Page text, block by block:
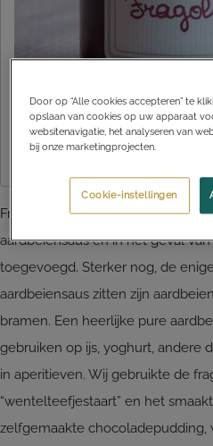
Fragolina kun je lekker
aardbeiensaus en in het geval
toegevoegd. Sterker nog, de
aardbeiensaus zitten zijn
bramen. Een heerlijke pure
gebruiken op ijs, yoghurt, andere
in aperitieven. Wij gebruikte de
“wentelteefjestaart” en het
zelfgemaakte chocoladepudding,
Door op “Alle cookies accepteren” te
opslaan van cookies op uw apparaat
websitenavigatie, het analyseren van
bij onze marketingprojecten.
Cookie-instellingen